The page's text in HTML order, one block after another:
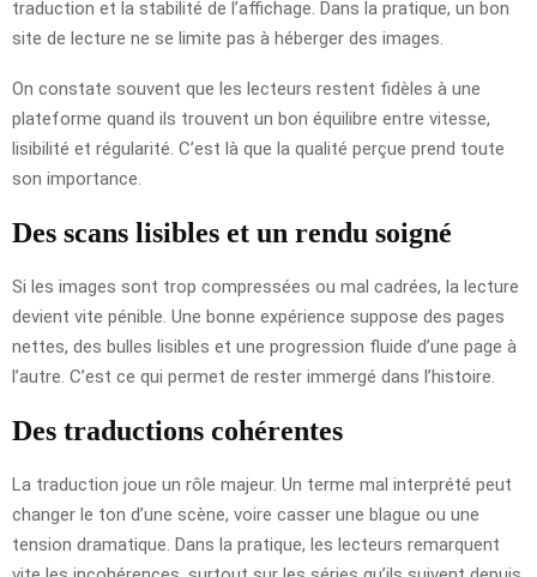
traduction et la stabilité de l’affichage. Dans la pratique, un bon
site de lecture ne se limite pas à héberger des images.
On constate souvent que les lecteurs restent fidèles à une
plateforme quand ils trouvent un bon équilibre entre vitesse,
lisibilité et régularité. C’est là que la qualité perçue prend toute
son importance.
Des scans lisibles et un rendu soigné
Si les images sont trop compressées ou mal cadrées, la lecture
devient vite pénible. Une bonne expérience suppose des pages
nettes, des bulles lisibles et une progression fluide d’une page à
l’autre. C’est ce qui permet de rester immergé dans l’histoire.
Des traductions cohérentes
La traduction joue un rôle majeur. Un terme mal interprété peut
changer le ton d’une scène, voire casser une blague ou une
tension dramatique. Dans la pratique, les lecteurs remarquent